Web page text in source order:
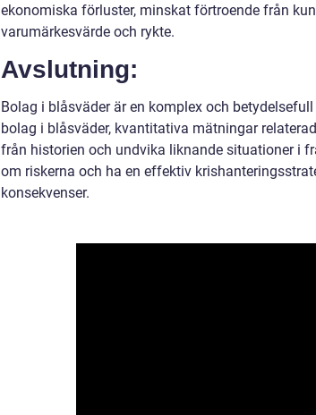
ekonomiska förluster, minskat förtroende från
varumärkesvärde och rykte.
Avslutning:
Bolag i blåsväder är en komplex och
bolag i blåsväder, kvantitativa mätningar
från historien och undvika liknande situationer i
om riskerna och ha en effektiv
konsekvenser.